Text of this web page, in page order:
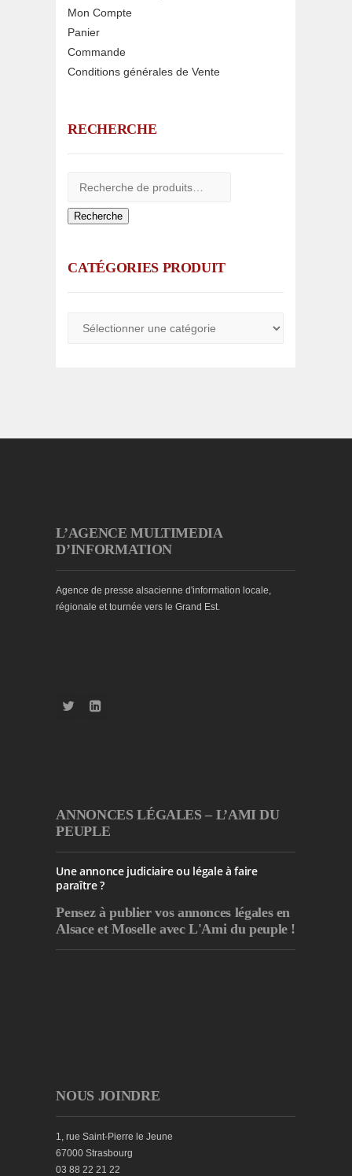
Mon Compte
Panier
Commande
Conditions générales de Vente
RECHERCHE
Recherche
CATÉGORIES PRODUIT
L’AGENCE MULTIMEDIA
D’INFORMATION
Agence de presse alsacienne d'information locale,
régionale et tournée vers le Grand Est.
ANNONCES LÉGALES – L’AMI DU
PEUPLE
Une annonce judiciaire ou légale à faire
paraître ?
Pensez à publiervos annonces légales en
Alsace et Moselle avec L'Ami du peuple !
NOUS JOINDRE
1, rue Saint-Pierre le Jeune
67000 Strasbourg
03 88 22 21 22